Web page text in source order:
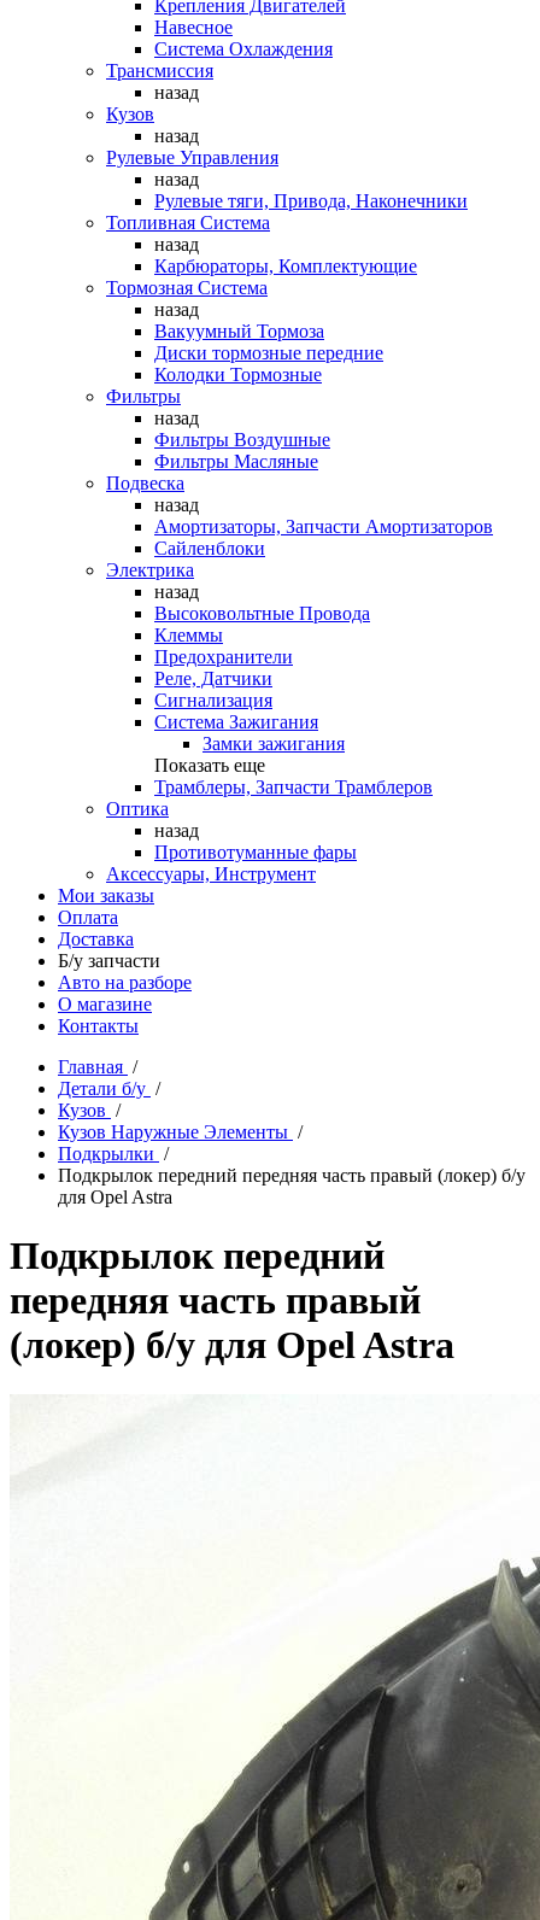
Крепления Двигателей
Навесное
Система Охлаждения
Трансмиссия
назад
Кузов
назад
Рулевые Управления
назад
Рулевые тяги, Привода, Наконечники
Топливная Система
назад
Карбюраторы, Комплектующие
Тормозная Система
назад
Вакуумный Тормоза
Диски тормозные передние
Колодки Тормозные
Фильтры
назад
Фильтры Воздушные
Фильтры Масляные
Подвеска
назад
Амортизаторы, Запчасти Амортизаторов
Сайленблоки
Электрика
назад
Высоковольтные Провода
Клеммы
Предохранители
Реле, Датчики
Сигнализация
Система Зажигания
Замки зажигания
Показать еще
Трамблеры, Запчасти Трамблеров
Оптика
назад
Противотуманные фары
Аксессуары, Инструмент
Мои заказы
Оплата
Доставка
Б/у запчасти
Авто на разборе
О магазине
Контакты
Главная /
Детали б/у /
Кузов /
Кузов Наружные Элементы /
Подкрылки /
Подкрылок передний передняя часть правый (локер) б/у
для Opel Astra
Подкрылок передний
передняя часть правый
(локер) б/у для Opel Astra